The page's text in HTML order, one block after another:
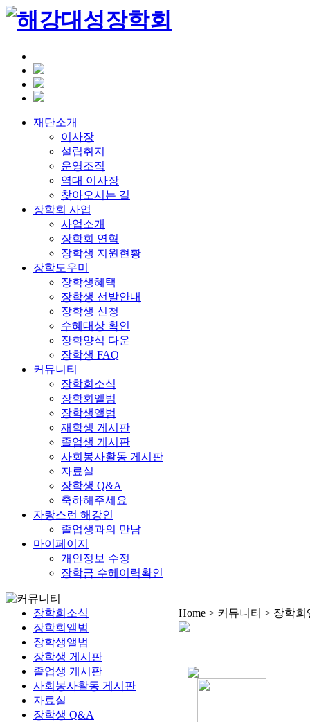
재단소개
이사장
설립취지
운영조직
역대 이사장
찾아오시는 길
장학회 사업
사업소개
장학회 연혁
장학생 지원현황
장학도우미
장학생혜택
장학생 선발안내
장학생 신청
수혜대상 확인
장학양식 다운
장학생 FAQ
커뮤니티
장학회소식
장학회앨범
장학생앨범
재학생 게시판
졸업생 게시판
사회봉사활동 게시판
자료실
장학생 Q&A
축하해주세요
자랑스런 해강인
졸업생과의 만남
마이페이지
개인정보 수정
장학금 수혜이력확인
장학회소식
장학회앨범
장학생앨범
장학생 게시판
졸업생 게시판
사회봉사활동 게시판
자료실
장학생 Q&A
Home > 커뮤니티 > 장학회